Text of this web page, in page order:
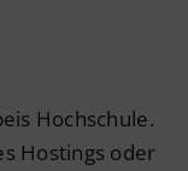
Hochschule.
Hostings oder